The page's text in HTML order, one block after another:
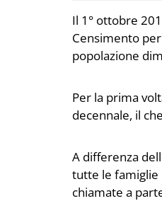
Il 1° ottobre
Censimento
popolazione
Per la prima
decennale, il
A differenza
tutte le famiglie
chiamate a